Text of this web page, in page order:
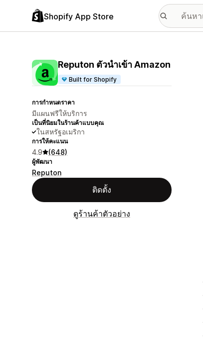
Shopify App Store
Reputon ตัวนำเข้า Amazon
Built for Shopify
การกำหนดราคา
มีแผนฟรีให้บริการ
เป็นที่นิยมในร้านค้าแบบคุณ
ในสหรัฐอเมริกา
การให้คะแนน
4.9 (648)
ผู้พัฒนา
Reputon
ติดตั้ง
ดูร้านค้าตัวอย่าง